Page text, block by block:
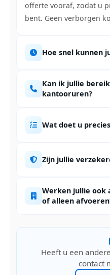
offerte vooraf, zodat u
bent. Geen verborgen
Hoe snel kunnen
Kan ik jullie
kantooruren?
Wat doet u
Zijn jullie
Werken jullie ook
of alleen
Heeft u een
contact